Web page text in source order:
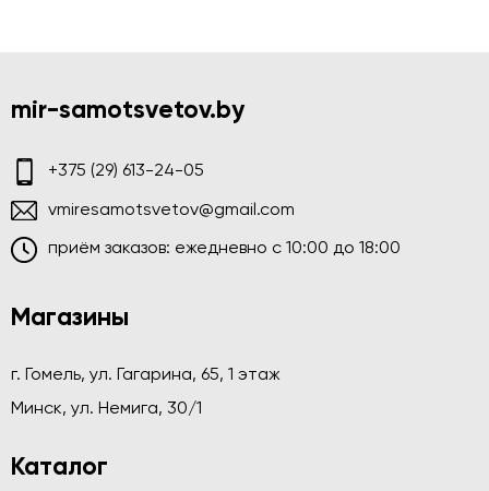
mir-samotsvetov.by
+375 (29) 613-24-05
vmiresamotsvetov@gmail.com
приём заказов: ежедневно c 10:00 до 18:00
Магазины
г. Гомель, ул. Гагарина, 65, 1 этаж
Минск, ул. Немига, 30/1
Каталог